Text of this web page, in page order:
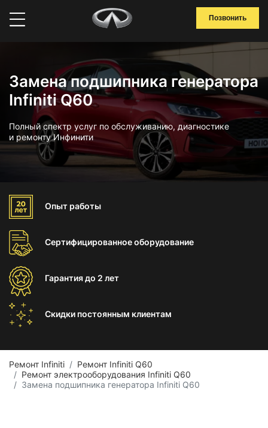
Позвонить
Замена подшипника генератора
Infiniti Q60
Полный спектр услуг по обслуживанию, диагностике
и ремонту Инфинити
Опыт работы
Сертифицированноеоборудование
Гарантиядо 2 лет
Скидки постоянным клиентам
Ремонт Infiniti
Ремонт Infiniti Q60
Ремонт электрооборудования Infiniti Q60
Замена подшипника генератора Infiniti Q60